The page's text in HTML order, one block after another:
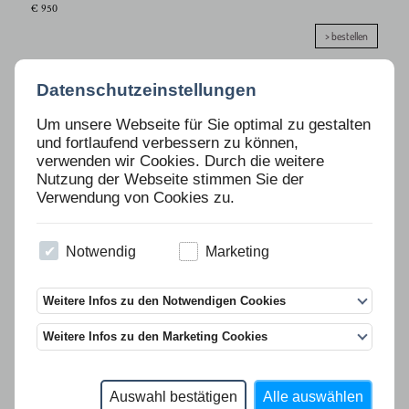
Datenschutzeinstellungen
Um unsere Webseite für Sie optimal zu gestalten
und fortlaufend verbessern zu können,
verwenden wir Cookies. Durch die weitere
Nutzung der Webseite stimmen Sie der
Verwendung von Cookies zu.
Notwendig Marketing
Weitere Infos zu den Notwendigen Cookies
Weitere Infos zu den Marketing Cookies
Auswahl bestätigen Alle auswählen
€ 950
> bestellen